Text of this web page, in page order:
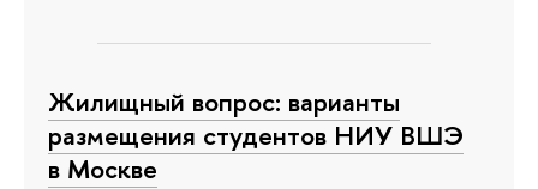
Жилищный вопрос: варианты
размещения студентов НИУ ВШЭ
в Москве